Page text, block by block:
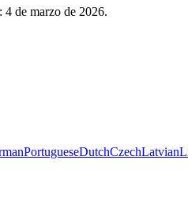
4 de marzo de 2026.
PortugueseDutchCzechLatvian